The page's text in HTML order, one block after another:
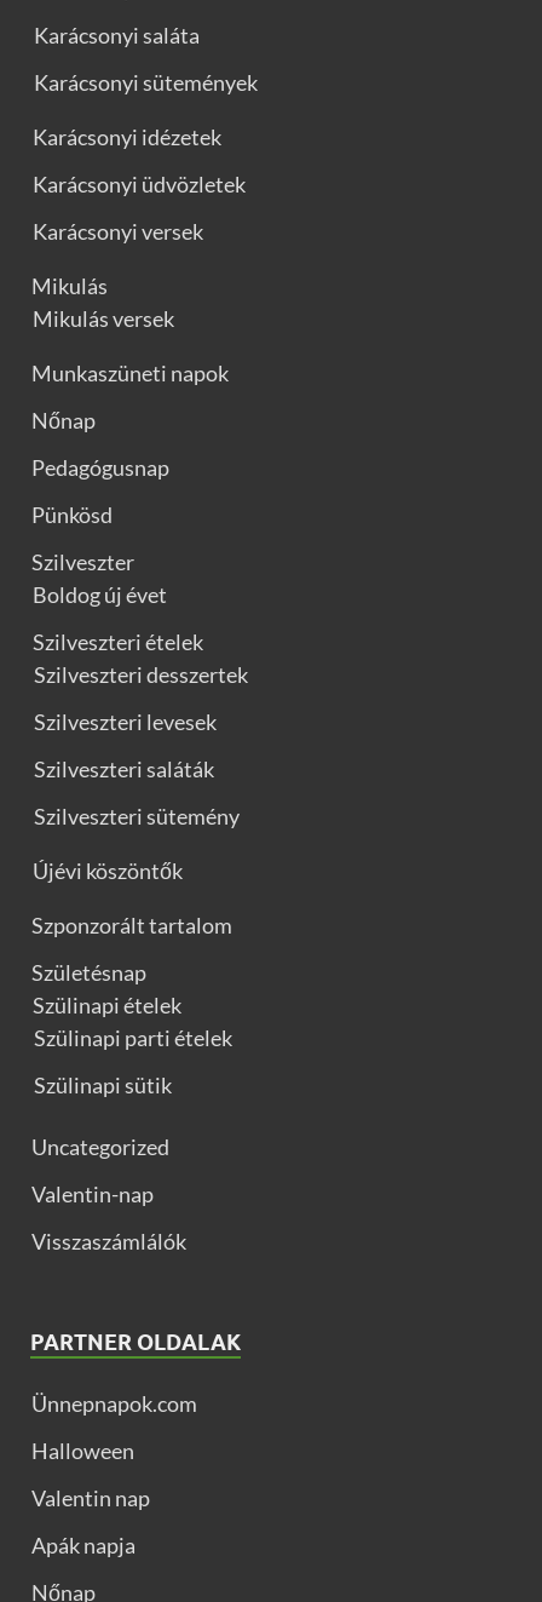
Karácsonyi saláta
Karácsonyi sütemények
Karácsonyi idézetek
Karácsonyi üdvözletek
Karácsonyi versek
Mikulás
Mikulás versek
Munkaszüneti napok
Nőnap
Pedagógusnap
Pünkösd
Szilveszter
Boldog új évet
Szilveszteri ételek
Szilveszteri desszertek
Szilveszteri levesek
Szilveszteri saláták
Szilveszteri sütemény
Újévi köszöntők
Szponzorált tartalom
Születésnap
Szülinapi ételek
Szülinapi parti ételek
Szülinapi sütik
Uncategorized
Valentin-nap
Visszaszámlálók
PARTNER OLDALAK
Ünnepnapok.com
Halloween
Valentin nap
Apák napja
Nőnap